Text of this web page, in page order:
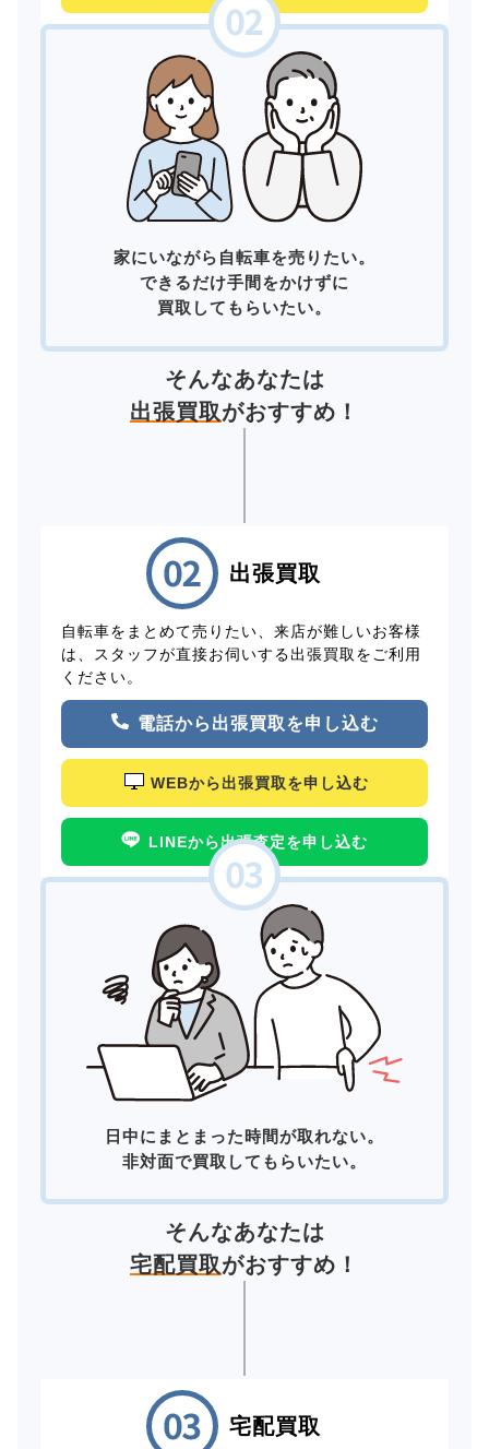
家にいながら自転車を売りたい。
できるだけ手間をかけずに
買取してもらいたい。
そんなあなたは
出張買取がおすすめ！
出張買取
自転車をまとめて売りたい、来店が難しいお客様
は、スタッフが直接お伺いする出張買取をご利用
ください。
電話から出張買取を申し込む
WEBから出張買取を申し込む
LINEから出張査定を申し込む
日中にまとまった時間が取れない。
非対面で買取してもらいたい。
そんなあなたは
宅配買取がおすすめ！
宅配買取